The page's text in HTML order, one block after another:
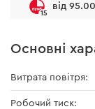
15
від
Основні
Витрата повітря:
Робочий тиск: